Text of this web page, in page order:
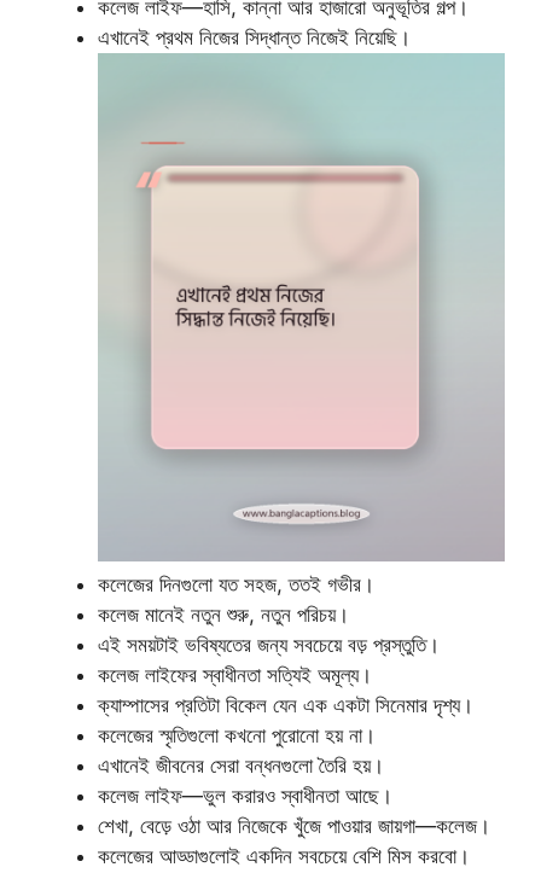
কলেজ লাইফ—হাসি, কান্না আর হাজারো অনুভূতির গল্প।
এখানেই প্রথম নিজের সিদ্ধান্ত নিজেই নিয়েছি।
কলেজের দিনগুলো যত সহজ, ততই গভীর।
কলেজ মানেই নতুন শুরু, নতুন পরিচয়।
এই সময়টাই ভবিষ্যতের জন্য সবচেয়ে বড় প্রস্তুতি।
কলেজ লাইফের স্বাধীনতা সত্যিই অমূল্য।
ক্যাম্পাসের প্রতিটা বিকেল যেন এক একটা সিনেমার দৃশ্য।
কলেজের স্মৃতিগুলো কখনো পুরোনো হয় না।
এখানেই জীবনের সেরা বন্ধনগুলো তৈরি হয়।
কলেজ লাইফ—ভুল করারও স্বাধীনতা আছে।
শেখা, বেড়ে ওঠা আর নিজেকে খুঁজে পাওয়ার জায়গা—কলেজ।
কলেজের আড্ডাগুলোই একদিন সবচেয়ে বেশি মিস করবো।